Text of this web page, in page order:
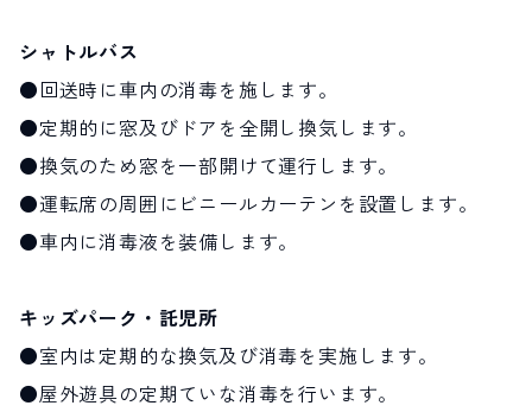
シャトルバス
●回送時に車内の消毒を施します。
●定期的に窓及びドアを全開し換気します。
●換気のため窓を一部開けて運行します。
●運転席の周囲にビニールカーテンを設置します。
●車内に消毒液を装備します。
キッズパーク・託児所
●室内は定期的な換気及び消毒を実施します。
●屋外遊具の定期ていな消毒を行います。